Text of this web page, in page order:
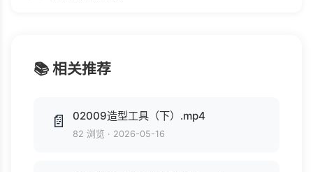
📚 相关推荐
📄 02009造型工具（下）.mp4
82 浏览 · 2026-05-16